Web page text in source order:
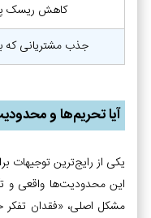
کاهش ریسک
جذب مشتریانی که
آیا تحریم‌ها و
یکی از رایج‌ترین توجیهات
این محدودیت‌ها واقعی و
مشکل اصلی، «فقدان تفکر